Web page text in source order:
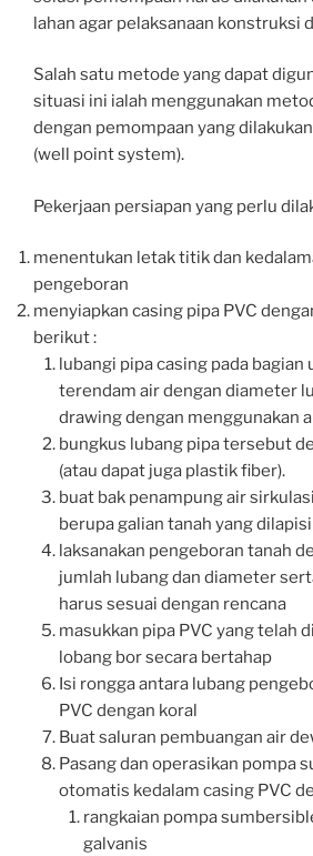
lahan agar pelaksanaan konstruksi
Salah satu metode yang dapat
situasi ini ialah menggunakan
dengan pemompaan yang
(well point system).
Pekerjaan persiapan yang perlu
menentukan letak titik dan
pengeboran
menyiapkan casing pipa PVC
berikut :
lubangi pipa casing pada bagian
terendam air dengan diameter
drawing dengan menggunakan
bungkus lubang pipa tersebut
(atau dapat juga plastik fiber).
buat bak penampung air
berupa galian tanah yang
laksanakan pengeboran tanah
jumlah lubang dan diameter
harus sesuai dengan rencana
masukkan pipa PVC yang telah
lobang bor secara bertahap
Isi rongga antara lubang
PVC dengan koral
Buat saluran pembuangan air
Pasang dan operasikan pompa
otomatis kedalam casing PVC
rangkaian pompa
galvanis